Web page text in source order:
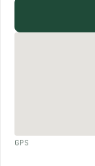
GPS